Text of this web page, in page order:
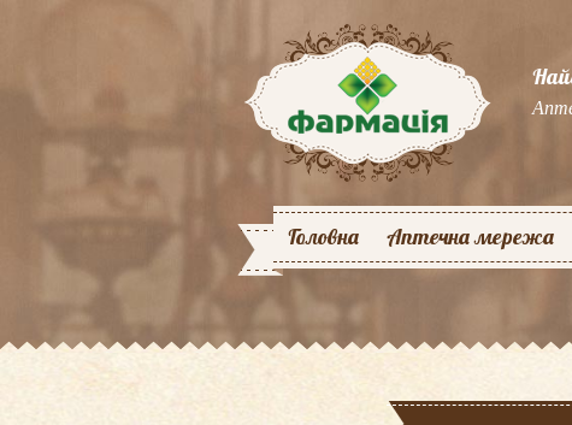
Головна Аптечна мережа